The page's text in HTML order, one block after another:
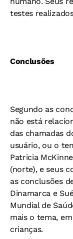
testes
Conclusões
Segundo as
não está
das chamadas
usuário, ou o
Patricia
(norte), e seus
as conclusões
Dinamarca e
Mundial de
mais o tema,
crianças.